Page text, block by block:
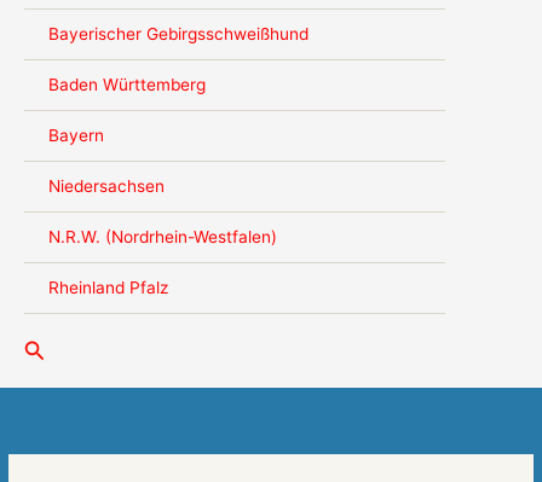
Bayerischer Gebirgsschweißhund
Baden Württemberg
Bayern
Niedersachsen
N.R.W. (Nordrhein-Westfalen)
Rheinland Pfalz
Zoeken